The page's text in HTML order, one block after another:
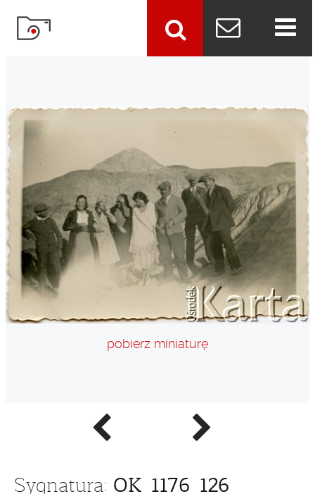
Poprzednie
zdjęcie
Następne
zdjęcie
pobierz miniaturę
Sygnatura: OK_1176_126